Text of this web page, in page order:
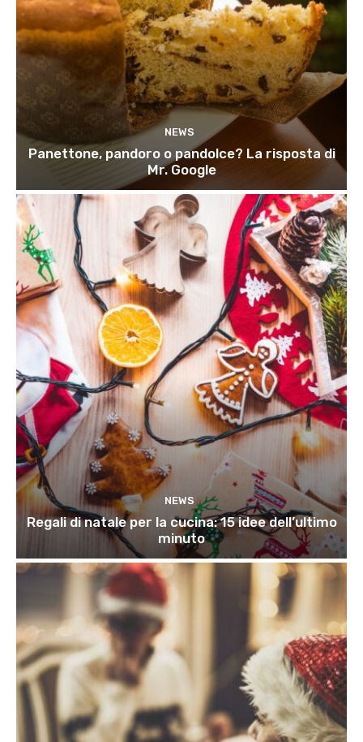
NEWS
Panettone, pandoro o pandolce? La risposta di
Mr. Google
NEWS
Regali di natale per la cucina: 15 idee dell’ultimo
minuto